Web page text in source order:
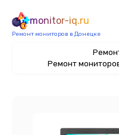
monitor-iq.ru
Ремонт мониторов в Донецке
Ремонт